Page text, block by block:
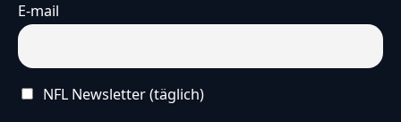
E-mail
NFL Newsletter (täglich)